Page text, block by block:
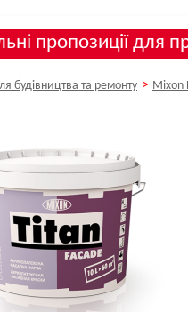
пропозиції для
будівництва та ремонту > Mixon